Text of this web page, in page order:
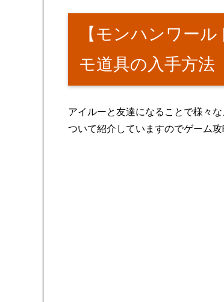
【モンハンワー
モ道具の入手方法
アイルーと友達になることで様々
ついて紹介していますのでゲーム攻